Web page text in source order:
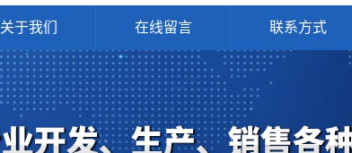
关于我们 在线留言 联系方式